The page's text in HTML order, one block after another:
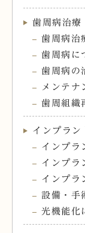
歯周病治療
歯周病治
歯周病に
歯周病の
メンテナ
歯周組織
インプラン
インプラ
インプラ
インプラ
設備・手
光機能化